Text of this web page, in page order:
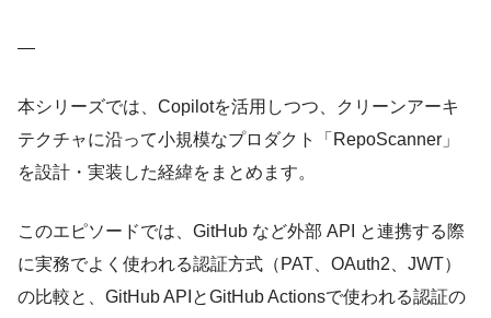
—
本シリーズでは、Copilotを活用しつつ、クリーンアーキ
テクチャに沿って小規模なプロダクト「RepoScanner」
を設計・実装した経緯をまとめます。
このエピソードでは、GitHub など外部 API と連携する際
に実務でよく使われる認証方式（PAT、OAuth2、JWT）
の比較と、GitHub APIとGitHub Actionsで使われる認証の